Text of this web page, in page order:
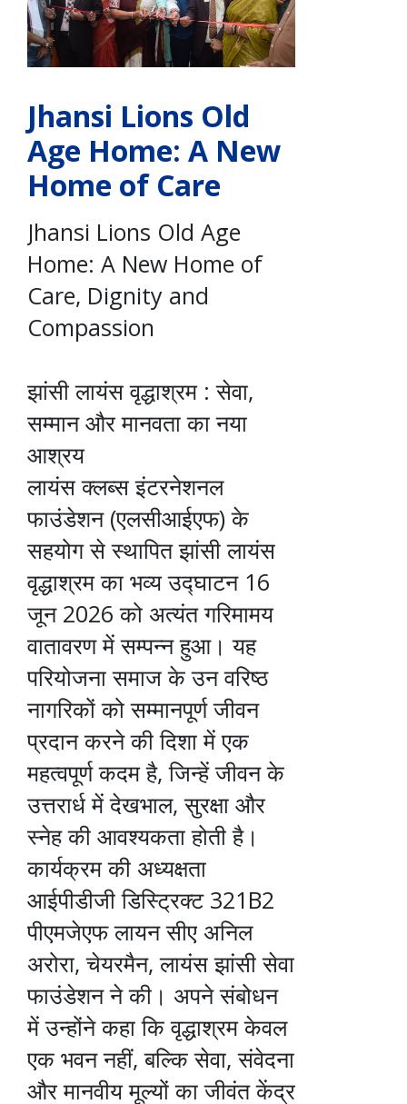
Jhansi Lions Old
Age Home: A New
Home of Care
Jhansi Lions Old Age
Home: A New Home of
Care, Dignity and
Compassion
झांसी लायंस वृद्धाश्रम : सेवा,
सम्मान और मानवता का नया
आश्रय
लायंस क्लब्स इंटरनेशनल
फाउंडेशन (एलसीआईएफ) के
सहयोग से स्थापित झांसी लायंस
वृद्धाश्रम का भव्य उद्घाटन 16
जून 2026 को अत्यंत गरिमामय
वातावरण में सम्पन्न हुआ। यह
परियोजना समाज के उन वरिष्ठ
नागरिकों को सम्मानपूर्ण जीवन
प्रदान करने की दिशा में एक
महत्वपूर्ण कदम है, जिन्हें जीवन के
उत्तरार्ध में देखभाल, सुरक्षा और
स्नेह की आवश्यकता होती है।
कार्यक्रम की अध्यक्षता
आईपीडीजी डिस्ट्रिक्ट 321B2
पीएमजेएफ लायन सीए अनिल
अरोरा, चेयरमैन, लायंस झांसी सेवा
फाउंडेशन ने की। अपने संबोधन
में उन्होंने कहा कि वृद्धाश्रम केवल
एक भवन नहीं, बल्कि सेवा, संवेदना
और मानवीय मूल्यों का जीवंत केंद्र